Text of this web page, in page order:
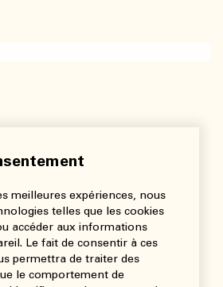
meilleures expériences, nous
telles que les cookies
accéder aux informations
Le fait de consentir à ces
permettra de traiter des
le comportement de
:
des communications,